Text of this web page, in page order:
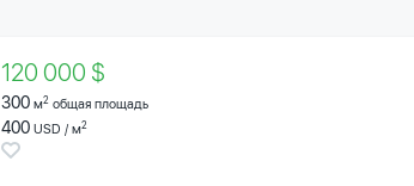
120 000 $
300 м2 общая площадь
400 USD / м2